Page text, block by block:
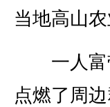
当地高山农
一人富
点燃了周